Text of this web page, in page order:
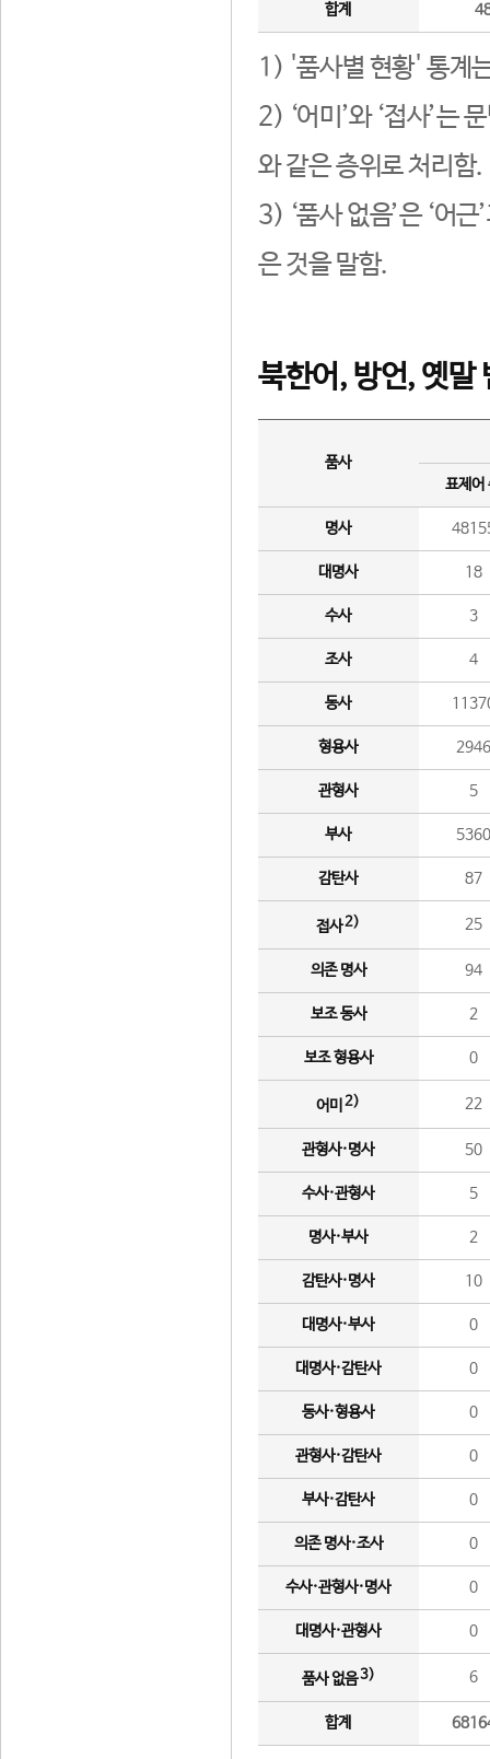
합계
1) '품사별 현황' 통계
2) ‘어미’와 ‘접사’는
와 같은 층위로 처리함.
3) ‘품사 없음’은 ‘어
은 것을 말함.
북한어, 방언, 옛말
품사
표제어
명사
대명사 18
수사 3
조사 4
동사
형용사 2946
관형사 5
부사 5360
감탄사 87
접사2) 25
의존 명사 94
보조 동사 2
보조 형용사 0
어미 2) 22
관형사·명사 50
수사·관형사 5
명사·부사 2
감탄사·명사 10
대명사·부사 0
대명사·감탄사 0
동사·형용사 0
관형사·감탄사 0
부사·감탄사 0
의존 명사·조사 0
수사·관형사·명사 0
대명사·관형사 0
품사 없음3) 6
합계